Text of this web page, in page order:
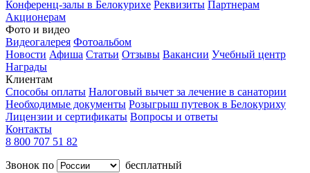
Конференц-залы в Белокурихе Реквизиты Партнерам
Акционерам
Фото и видео
Видеогалерея Фотоальбом
Новости Афиша Статьи Отзывы Вакансии Учебный центр
Награды
Клиентам
Способы оплаты Налоговый вычет за лечение в санатории
Необходимые документы Розыгрыш путевок в Белокуриху
Лицензии и сертификаты Вопросы и ответы
Контакты
8 800 707 51 82
Звонок по
бесплатный